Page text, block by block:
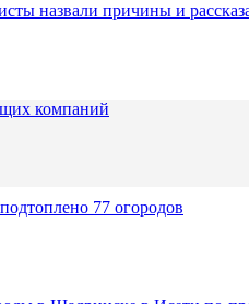
назвали причины и
компаний
77 огородов